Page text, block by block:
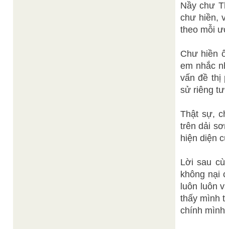
Nầy chư
chư hiền,
theo mỗi
Chư hiền
em nhắc
vấn đề thị
sử riêng
Thật sự,
trên dải
hiện diện
Lời sau
không nại
luôn luôn
thấy mình
chính